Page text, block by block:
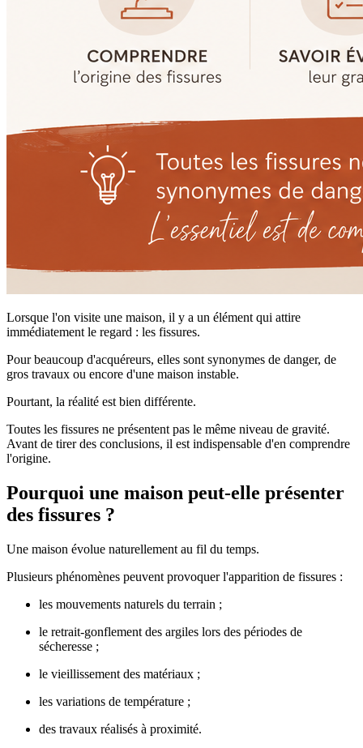
Lorsque l'on visite une maison, il y a un élément qui attire
immédiatement le regard : les fissures.
Pour beaucoup d'acquéreurs, elles sont synonymes de danger, de
gros travaux ou encore d'une maison instable.
Pourtant, la réalité est bien différente.
Toutes les fissures ne présentent pas le même niveau de gravité.
Avant de tirer des conclusions, il est indispensable d'en comprendre
l'origine.
Pourquoi une maison peut-elle présenter
des fissures ?
Une maison évolue naturellement au fil du temps.
Plusieurs phénomènes peuvent provoquer l'apparition de fissures :
les mouvements naturels du terrain ;
le retrait-gonflement des argiles lors des périodes de
sécheresse ;
le vieillissement des matériaux ;
les variations de température ;
des travaux réalisés à proximité.